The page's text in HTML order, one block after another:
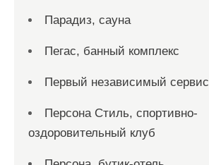
Парадиз, сауна
Пегас, банный комплекс
Первый независимый сервис
Персона Стиль, спортивно-
оздоровительный клуб